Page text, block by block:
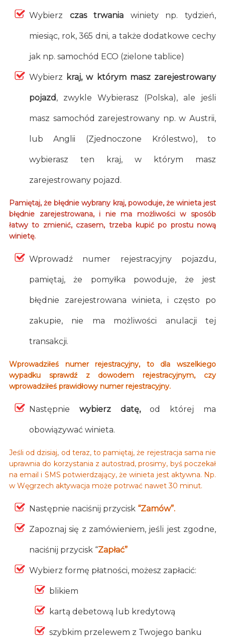
Wybierz czas trwania winiety np. tydzień,
miesiąc, rok, 365 dni, a także dodatkowe cechy
jak np. samochód ECO (zielone tablice)
Wybierz kraj, w którym masz zarejestrowany
pojazd, zwykle Wybierasz (Polska), ale jeśli
masz samochód zarejestrowany np. w Austrii,
lub Anglii (Zjednoczone Królestwo), to
wybierasz ten kraj, w którym masz
zarejestrowany pojazd.
Pamiętaj, że błędnie wybrany kraj, powoduje, że winieta jest
błędnie zarejestrowana, i nie ma możliwości w sposób
łatwy to zmienić, czasem, trzeba kupić po prostu nową
winietę.
Wprowadź numer rejestracyjny pojazdu,
pamiętaj, że pomyłka powoduje, że jest
błędnie zarejestrowana winieta, i często po
zakupie, nie ma możliwości anulacji tej
transakcji.
Wprowadziłeś numer rejestracyjny, to dla wszelkiego
wypadku sprawdź z dowodem rejestracyjnym, czy
wprowadziłeś prawidłowy numer rejestracyjny.
Następnie wybierz datę,od której ma
obowiązywać winieta.
Jeśli od dzisiaj, od teraz, to pamiętaj, że rejestracja sama nie
uprawnia do korzystania z autostrad, prosimy, byś poczekał
na email i SMS potwierdzający, że winieta jest aktywna. Np.
w Węgrzech aktywacja może potrwać nawet 30 minut.
Następnie naciśnij przycisk “Zamów”.
Zapoznaj się z zamówieniem, jeśli jest zgodne,
naciśnij przycisk “Zapłać”
Wybierz formę płatności, możesz zapłacić:
blikiem
kartą debetową lub kredytową
szybkim przelewem z Twojego banku